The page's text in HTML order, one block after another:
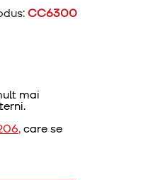
CC6300
mai
,care se